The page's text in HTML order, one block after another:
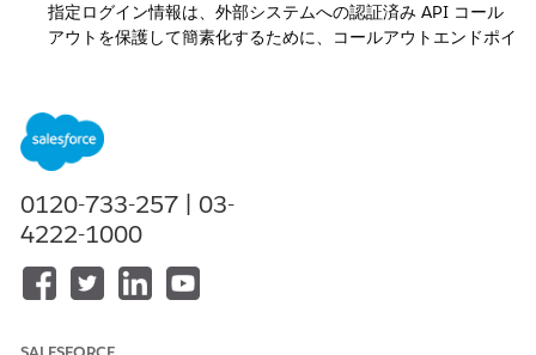
指定ログイン情報は、外部システムへの認証済み API コール
アウトを保護して簡素化するために、コールアウトエンドポイ
設定を簡略化するには、コールアウトエンドポイントとして指
定ログイン情報を指定します。
プラットフォームインテグレーションユーザー
プラットフォームインテグレーションユーザー (システムユー
ザーとも呼ばれる) は、Salesforce 全体の機能を統合する API
Salesforce アプリケーションはさまざまなプロパティのデー
タに安全にアクセスできます。
0120-733-257 | 03-
4222-1000